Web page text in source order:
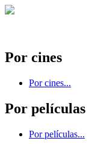
Por cines
Por cines...
Por películas
Por películas...